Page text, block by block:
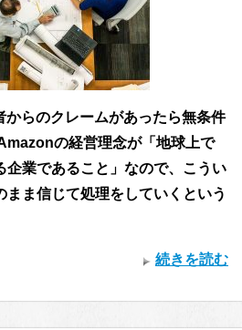
らのクレームがあったら無条件
の経営理念が「地球上で
企業であること」なので、こうい
まま信じて処理をしていくという
続きを読む